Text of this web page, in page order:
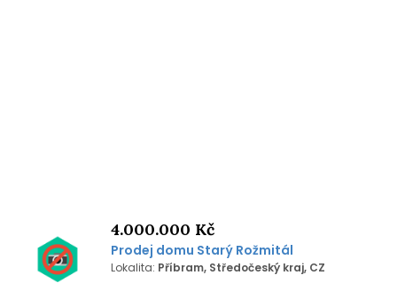
4.000.000 Kč
Prodej domu Starý Rožmitál
Lokalita: Příbram, Středočeský kraj, CZ